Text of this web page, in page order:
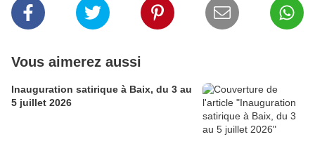
Vous aimerez aussi
Inauguration satirique à Baix, du 3 au
5 juillet 2026